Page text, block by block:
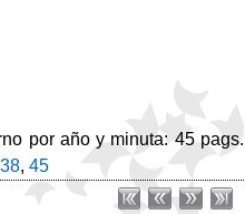
por año y minuta: 45 pags.
38, 45